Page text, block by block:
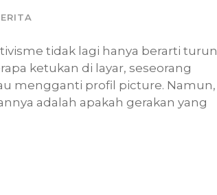
tidak lagi hanya berarti turun
ketukan di layar, seseorang
mengganti profil picture. Namun,
adalah apakah gerakan yang